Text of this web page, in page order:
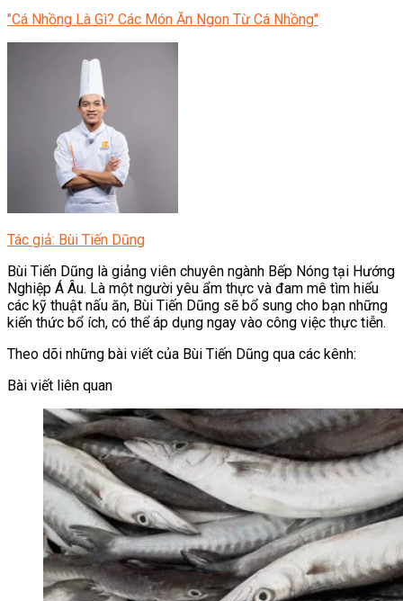
"Cá Nhồng Là Gì? Các Món Ăn Ngon Từ Cá Nhồng"
Tác giả: Bùi Tiến Dũng
Bùi Tiến Dũng là giảng viên chuyên ngành Bếp Nóng tại Hướng
Nghiệp Á Âu. Là một người yêu ẩm thực và đam mê tìm hiểu
các kỹ thuật nấu ăn, Bùi Tiến Dũng sẽ bổ sung cho bạn những
kiến thức bổ ích, có thể áp dụng ngay vào công việc thực tiễn.
Theo dõi những bài viết của Bùi Tiến Dũng qua các kênh:
Bài viết liên quan